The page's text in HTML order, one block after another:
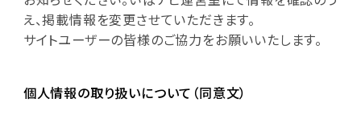
え、掲載情報を変更させていただきます。
サイトユーザーの皆様のご協力をお願いいたします。
個人情報の取り扱いについて（同意文）